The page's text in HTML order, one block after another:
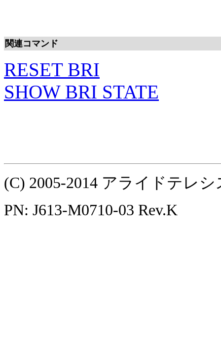
関連コマンド
RESET BRI
SHOW BRI STATE
(C) 2005-2014 アライドテレ
PN: J613-M0710-03 Rev.K